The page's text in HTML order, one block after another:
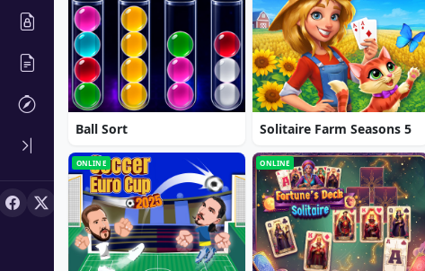
Ball Sort Solitaire Farm Seasons 5
ONLINE ONLINE